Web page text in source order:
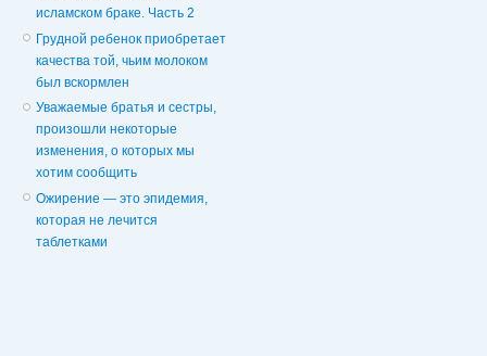
исламском браке. Часть 2
Грудной ребенок приобретает
качества той, чьим молоком
был вскормлен
Уважаемые братья и сестры,
произошли некоторые
изменения, о которых мы
хотим сообщить
Ожирение — это эпидемия,
которая не лечится
таблетками